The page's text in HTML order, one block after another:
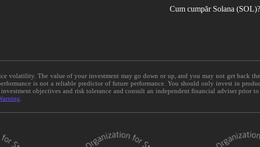
Cum cumpăr Solana (SOL)?
volatility. The value of your investment may go down or up, and you may not get back
is not a reliable predictor of future performance. You should only invest in
objectives and risk tolerance and consult an independent financial adviser prior